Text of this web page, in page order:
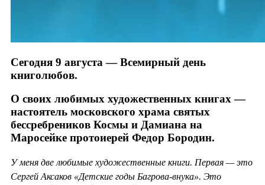
Сегодня 9 августа — Всемирный день
книголюбов.
О своих любимых художественных книгах —
настоятель московского храма святых
бессребреников Космы и Дамиана на
Маросейке протоиерей Федор Бородин.
У меня две любимые художественные книги. Первая — это
Сергей Аксаков «Детские годы Багрова-внука». Это